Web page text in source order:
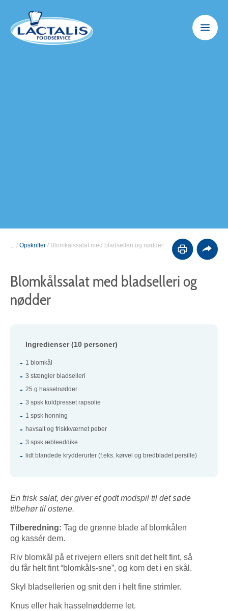
... / Opskrifter / Blomkålssalat med bladselleri og nødder
Blomkålssalat med bladselleri og
nødder
En frisk salat, der giver et godt modspil til det søde
tilbehør til ostene.
Tilberedning: Tag de grønne blade af blomkålen
og kassér dem.
Riv blomkål på et rivejern ellers snit det helt fint, så
du får helt fint “blomkåls-sne”, og kom det i en skål.
Skyl bladsellerien og snit den i helt fine strimler.
Knus eller hak hasselnødderne let.
Ingredienser (10 personer)
1 blomkål
3 stængler bladselleri
25 g hasselnødder
3 spsk koldpresset rapsolie
1 spsk honning
havsalt og friskkværnet peber
3 spsk æbleeddike
lidt blandede krydderurter (f.eks. kørvel og bredbladet persille)